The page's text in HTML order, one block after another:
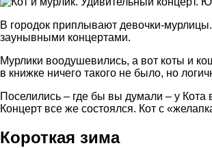
В городок приплывают девочки-
заунывными концертами.
Мурлики воодушевились, а вот коты и
в книжке ничего такого не было, но
Поселились – где бы вы думали – у
Концерт все же состоялся. Кот с
Короткая зима